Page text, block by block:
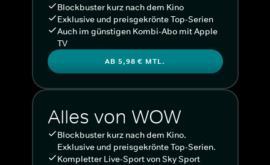
Blockbuster kurz nach dem Kino
Exklusive und preisgekrönte Top-Serien
Auch im günstigen Kombi-Abo mit Apple
TV
AB 5,98 € MTL.
Alles von WOW
Blockbuster kurz nach dem Kino.
Exklusive und preisgekrönte Top-Serien.
Kompletter Live-Sport von Sky Sport